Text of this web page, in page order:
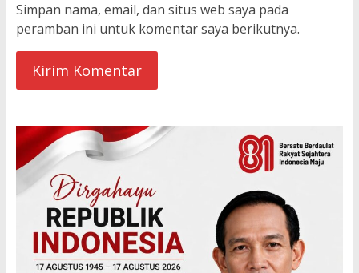
Simpan nama, email, dan situs web saya pada
peramban ini untuk komentar saya berikutnya.